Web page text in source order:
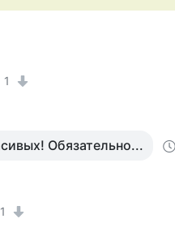
1
Обязательно...
1